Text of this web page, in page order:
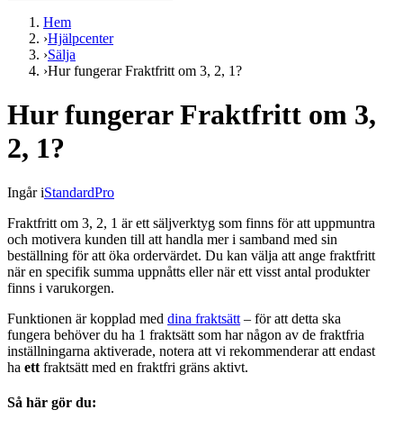
Hem
›Hjälpcenter
›Sälja
›Hur fungerar Fraktfritt om 3, 2, 1?
Hur fungerar Fraktfritt om 3,
2, 1?
Ingår iStandardPro
Fraktfritt om 3, 2, 1 är ett säljverktyg som finns för att uppmuntra
och motivera kunden till att handla mer i samband med sin
beställning för att öka ordervärdet. Du kan välja att ange fraktfritt
när en specifik summa uppnåtts eller när ett visst antal produkter
finns i varukorgen.
Funktionen är kopplad med dina fraktsätt – för att detta ska
fungera behöver du ha 1 fraktsätt som har någon av de fraktfria
inställningarna aktiverade, notera att vi rekommenderar att endast
ha ett fraktsätt med en fraktfri gräns aktivt.
Så här gör du: